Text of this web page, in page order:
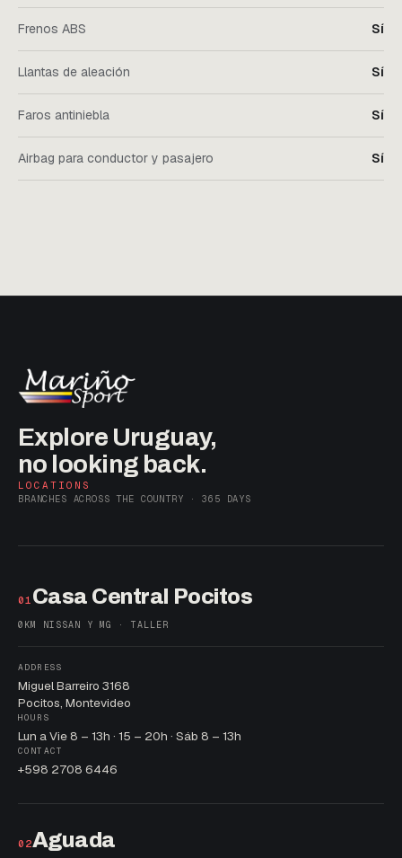
Frenos ABS Sí
Llantas de aleación Sí
Faros antiniebla Sí
Airbag para conductor y pasajero Sí
Explore Uruguay,
no looking back.
LOCATIONS
BRANCHES ACROSS THE COUNTRY · 365 DAYS
01 Casa Central Pocitos
0KM NISSAN Y MG · TALLER
ADDRESS
Miguel Barreiro 3168
Pocitos, Montevideo
HOURS
Lun a Vie 8 – 13h · 15 – 20h · Sáb 8 – 13h
CONTACT
+598 2708 6446
02Aguada